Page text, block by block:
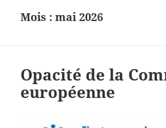
Mois :mai 2026
Opacité de la
européenne